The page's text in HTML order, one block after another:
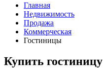
Главная
Недвижимость
Продажа
Коммерческая
Гостиницы
Купить гостиницу